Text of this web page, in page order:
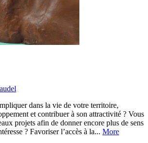
dans la vie de votre territoire,
et contribuer à son attractivité ? Vous
projets afin de donner encore plus de sens
? Favoriser l’accès à la... More